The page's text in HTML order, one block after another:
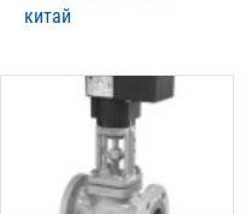
китай